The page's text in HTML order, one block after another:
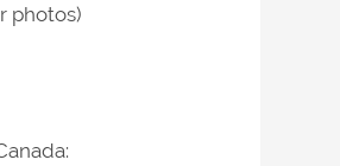
photos)